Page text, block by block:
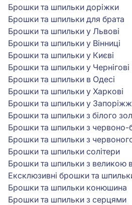
Брошки та шпильки доріжки
Брошки та шпильки для брата
Брошки та шпильки у Львові
Брошки та шпильки у Вінниці
Брошки та шпильки у Києві
Брошки та шпильки у Чернігові
Брошки та шпильки в Одесі
Брошки та шпильки у Харкові
Брошки та шпильки у
Брошки та шпильки з білого
Брошки та шпильки з червоно-
Брошки та шпильки з
Брошки та шпильки солітери
Брошки та шпильки з великою
Ексклюзивні брошки та
Брошки та шпильки конюшина
Брошки та шпильки з серцями